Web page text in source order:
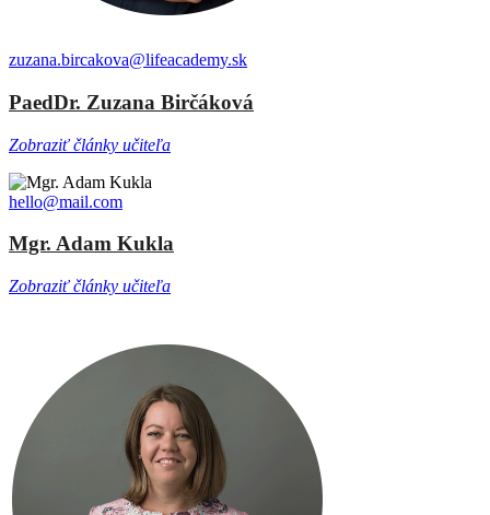
zuzana.bircakova@lifeacademy.sk
PaedDr. Zuzana Birčáková
Zobraziť články učiteľa
hello@mail.com
Mgr. Adam Kukla
Zobraziť články učiteľa